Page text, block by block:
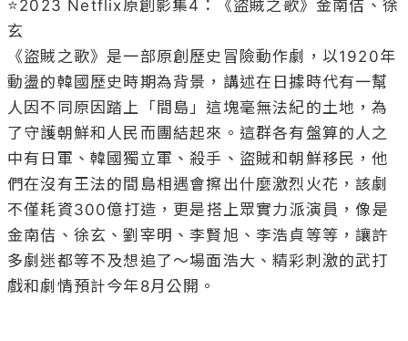
中有日軍、韓國獨立軍、殺手、盜賊和朝鮮移民，他
們在沒有王法的間島相遇會擦出什麼激烈火花，該劇
不僅耗資300億打造，更是搭上眾實力派演員，像是
金南佶、徐玄、劉宰明、李賢旭、李浩貞等等，讓許
多劇迷都等不及想追了～場面浩大、精彩刺激的武打
戲和劇情預計今年8月公開。